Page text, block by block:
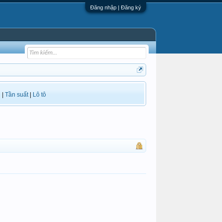
Đăng nhập | Đăng ký
Tần suất| Lô tô